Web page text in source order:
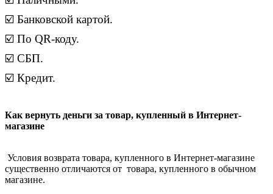
☑️ Банковской картой.
☑️ По QR-коду.
☑️ СБП.
☑️ Кредит.
Как вернуть деньги за товар, купленный в Интернет-
магазине
Условия возврата товара, купленного в Интернет-магазине
существенно отличаются от товара, купленного в обычном
магазине.